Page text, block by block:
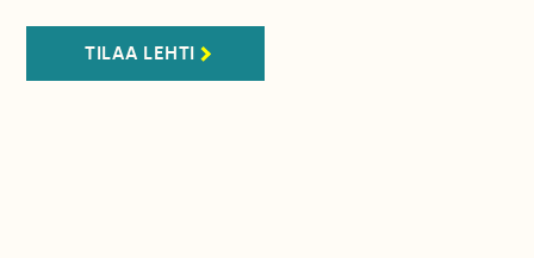
TILAA LEHTI